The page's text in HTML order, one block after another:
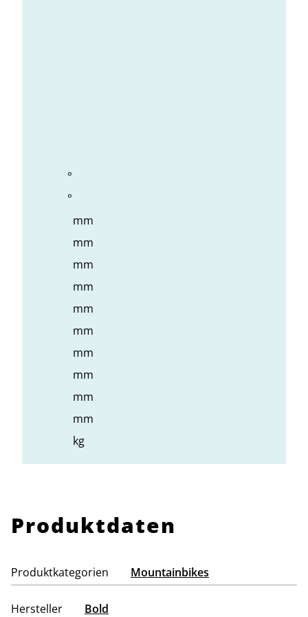
°
°
mm
mm
mm
mm
mm
mm
mm
mm
mm
mm
kg
Produktdaten
Produktkategorien Mountainbikes
Hersteller Bold